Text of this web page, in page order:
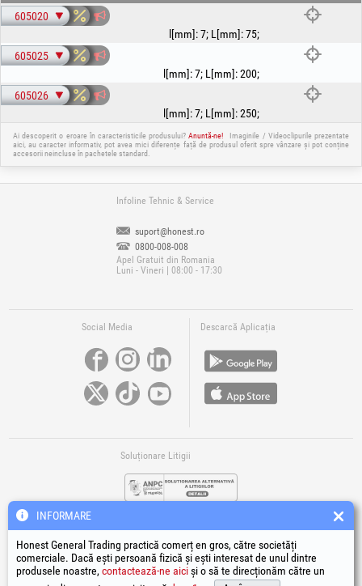
605020
l[mm]:7; L[mm]:75;
605025
l[mm]:7; L[mm]:200;
605026
l[mm]:7; L[mm]:250;
Ai descoperit o eroare în caracteristicile produsului?Anuntă-ne!
Imaginile / Videoclipurile prezentate
aici, au caracter informativ, pot avea mici diferențe față de produsul oferit spre vânzare și pot conține
accesorii neincluse în pachetele standard.
Infoline Tehnic & Service
suport@honest.ro
0800-008-008
Apel Gratuit din Romania
Luni - Vineri | 08:00 - 17:30
Social Media Descarcă Aplicația
Soluționare Litigii
Legături Utile
INFORMARE
Honest General Trading practică comerț en gros, către societăți
comerciale. Dacă ești persoană fizică și ești interesat de unul dintre
produsele noastre, contactează-ne aiciși o să te direcționăm către un